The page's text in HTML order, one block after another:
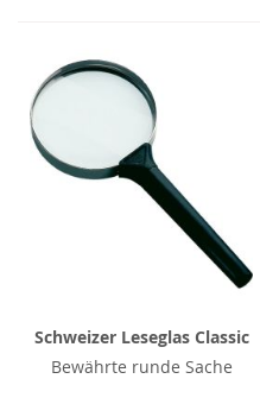
Schweizer Leseglas Classic
Bewährte runde Sache